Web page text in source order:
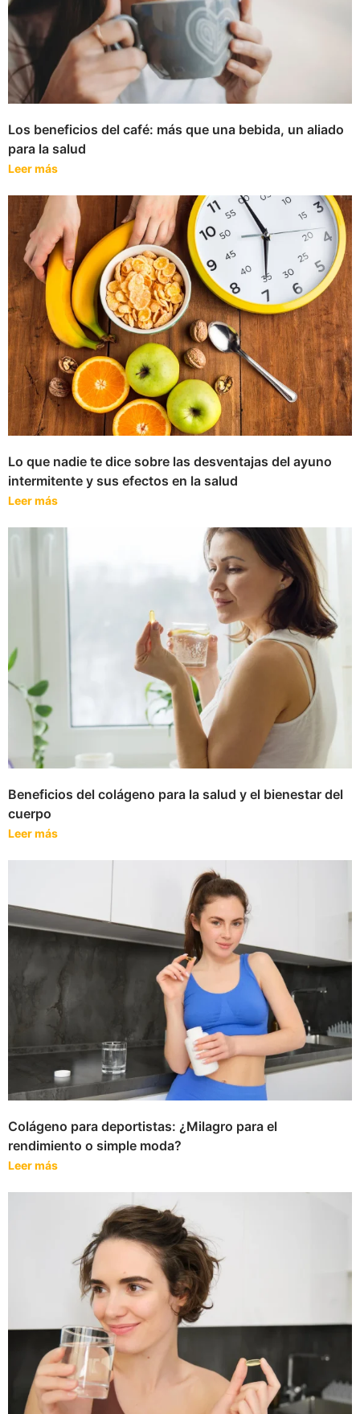
Los beneficios del café: más que una bebida, un aliado
para la salud
Leer más
Lo que nadie te dice sobre las desventajas del ayuno
intermitente y sus efectos en la salud
Leer más
Beneficios del colágeno para la salud y el bienestar del
cuerpo
Leer más
Colágeno para deportistas: ¿Milagro para el
rendimiento o simple moda?
Leer más